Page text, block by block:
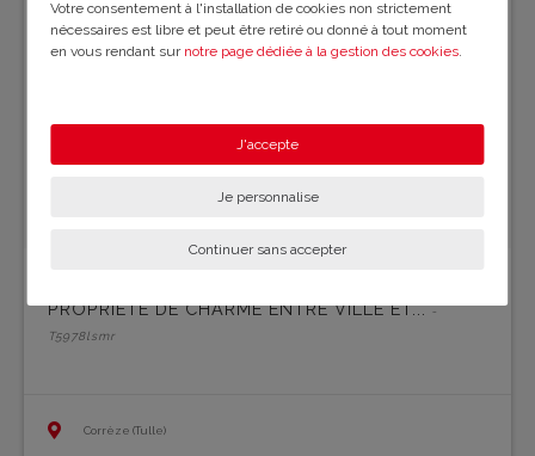
PROPRIÉTÉ DE CHARME ENTRE VILLE ET... -
T5978lsmr
Corrèze (Tulle)
Votre consentement à l'installation de cookies non strictement
nécessaires est libre et peut être retiré ou donné à tout moment
en vous rendant sur notre page dédiée à la gestion des cookies.
J'accepte
Je personnalise
Continuer sans accepter